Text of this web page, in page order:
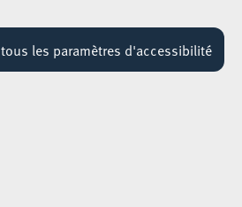
les paramètres d'accessibilité